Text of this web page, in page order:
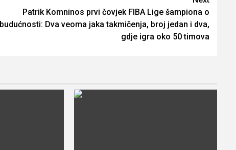
Patrik Komninos prvi čovjek FIBA Lige šampiona o
budućnosti: Dva veoma jaka takmičenja, broj jedan i dva,
gdje igra oko 50 timova